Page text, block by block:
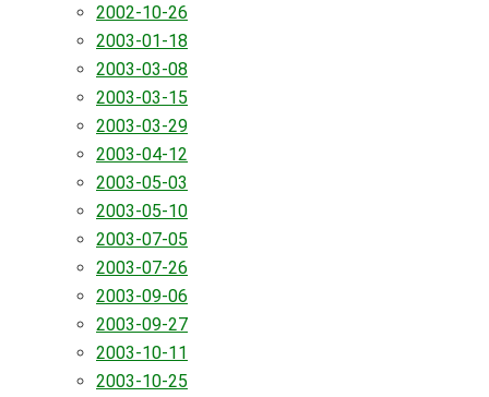
2002-10-26
2003-01-18
2003-03-08
2003-03-15
2003-03-29
2003-04-12
2003-05-03
2003-05-10
2003-07-05
2003-07-26
2003-09-06
2003-09-27
2003-10-11
2003-10-25